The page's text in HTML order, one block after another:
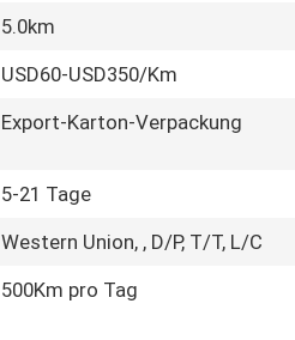
5.0km
USD60-USD350/Km
Export-Karton-Verpackung
5-21 Tage
Western Union, , D/P, T/T, L/C
500Km pro Tag